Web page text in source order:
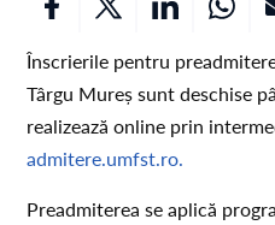
Înscrierile pentru
Târgu Mureș sunt deschise
realizează online prin
admitere.umfst.ro.
Preadmiterea se aplică